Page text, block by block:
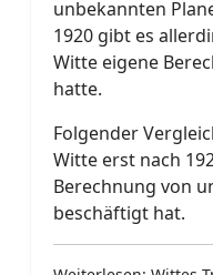
unbekannten
1920 gibt es
Witte eigene
hatte.
Folgender
Witte erst nach
Berechnung von
beschäftigt hat.